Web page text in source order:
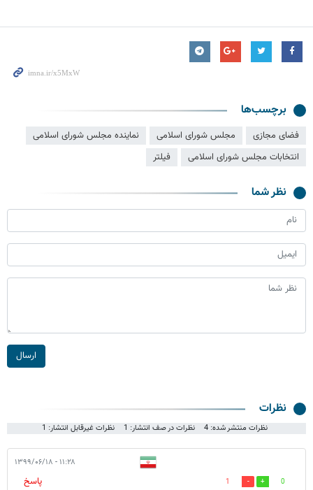
برچسب‌ها
فضای مجازی مجلس شورای اسلامی
نماینده مجلس شورای اسلامی
انتخابات مجلس شورای اسلامی
فیلتر
نظر شما
ارسال
نظرات
نظرات منتشر شده: 4 نظرات در صف انتشار: 1 نظرات غیرقابل انتشار: 1
۱۱:۲۸ - ۱۳۹۹/۰۶/۱۸
0
1
پاسخ